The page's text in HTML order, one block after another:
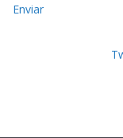
Enviar